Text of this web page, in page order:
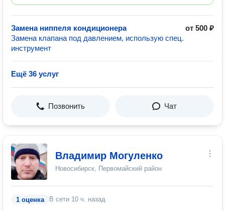
Замена ниппеля кондиционера
от 500 ₽
Замена клапана под давлением, использую спец.
инструмент
Ещё 36 услуг
Позвонить Чат
Владимир Могуленко
Новосибирск, Первомайский район
1 оценка В сети 10 ч. назад